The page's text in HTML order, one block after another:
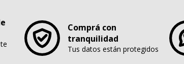
Comprá con
tranquilidad
Tus datos están protegidos